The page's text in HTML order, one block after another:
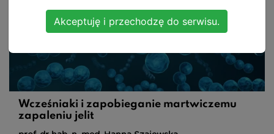
OGLĄDAJ (12:32)
Wcześniaki i zapobieganie martwiczemu
zapaleniu jelit
Akceptuję i przechodzę do serwisu.